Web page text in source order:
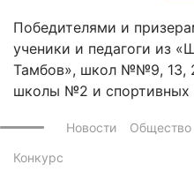
Победителями и
ученики и педагоги из
Тамбов», школ №№9, 13,
школы №2 и
Новости Общество
Конкурс